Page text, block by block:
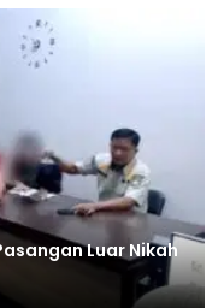
Luar Nikah